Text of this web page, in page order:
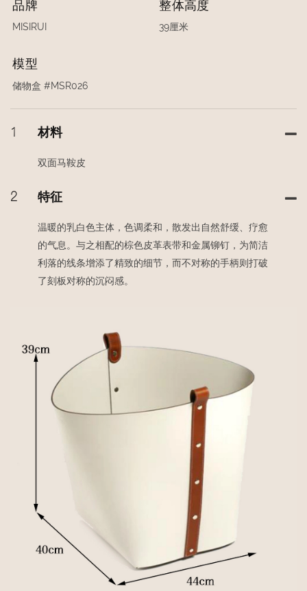
品牌
MISIRUI
整体高度
39厘米
模型
储物盒 #MSR026
1 材料
双面马鞍皮
2 特征
温暖的乳白色主体，色调柔和，散发出自然舒缓、疗愈
的气息。与之相配的棕色皮革表带和金属铆钉，为简洁
利落的线条增添了精致的细节，而不对称的手柄则打破
了刻板对称的沉闷感。